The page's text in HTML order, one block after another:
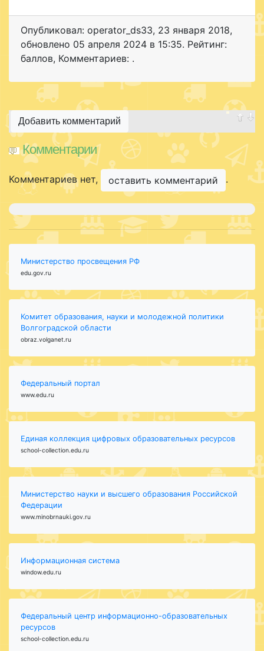
Опубликовал: operator_ds33, 23 января 2018,
обновлено 05 апреля 2024 в 15:35. Рейтинг:
баллов, Комментариев: .
Добавить комментарий
Комментарии
Комментариев нет, оставить комментарий .
Министерство просвещения РФ
edu.gov.ru
Комитет образования, науки и молодежной политики
Волгоградской области
obraz.volganet.ru
Федеральный портал
www.edu.ru
Единая коллекция цифровых образовательных ресурсов
school-collection.edu.ru
Министерство науки и высшего образования Российской
Федерации
www.minobrnauki.gov.ru
Информационная система
window.edu.ru
Федеральный центр информационно-образовательных
ресурсов
school-collection.edu.ru